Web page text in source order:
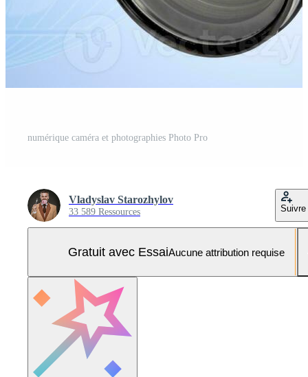
numérique caméra et photographies Photo Pro
Vladyslav Starozhylov
33 589 Ressources Suivre
Gratuit avec EssaiAucune attribution requise